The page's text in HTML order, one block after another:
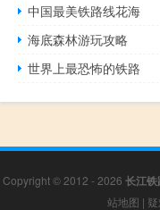
中国最美铁路线花海
海底森林游玩攻略
世界上最恐怖的铁路
Copyright © 2012 - 2026 长江铁
站地图 |